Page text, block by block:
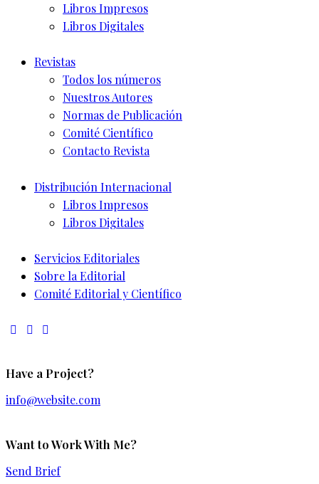
Libros Impresos
Libros Digitales
Revistas
Todos los números
Nuestros Autores
Normas de Publicación
Comité Científico
Contacto Revista
Distribución Internacional
Libros Impresos
Libros Digitales
Servicios Editoriales
Sobre la Editorial
Comité Editorial y Científico
Have a Project?
info@website.com
Want to Work With Me?
Send Brief